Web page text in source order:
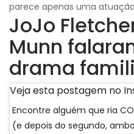
parece apenas uma
JoJo
Munn
drama
Veja esta postagem no
Encontre alguém que ria
(e depois do segundo,